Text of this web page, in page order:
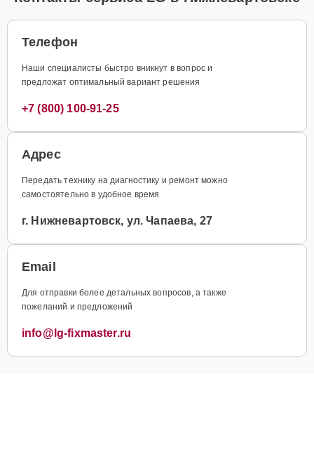
Телефон
Наши специалисты быстро вникнут в вопрос и
предложат оптимальный вариант решения
+7 (800) 100-91-25
Адрес
Передать технику на диагностику и ремонт можно
самостоятельно в удобное время
г. Нижневартовск, ул. Чапаева, 27
Email
Для отправки более детальных вопросов, а также
пожеланий и предложений
info@lg-fixmaster.ru